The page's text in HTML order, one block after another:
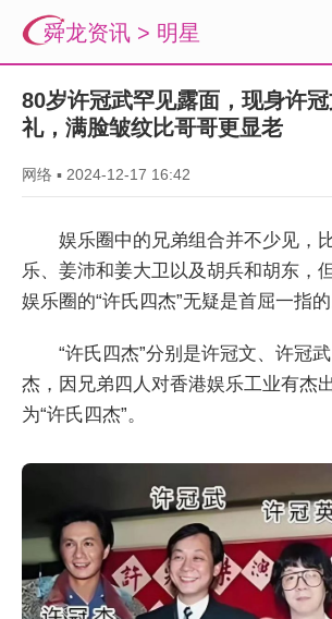
舜龙资讯 > 明星
80岁许冠武罕见露面，现身许
礼，满脸皱纹比哥哥更显老
网络 ▪ 2024-12-17 16:42
娱乐圈中的兄弟组合并不少见，
乐、姜沛和姜大卫以及胡兵和胡东，
娱乐圈的“许氏四杰”无疑是首屈一指的
“许氏四杰”分别是许冠文、许冠
杰，因兄弟四人对香港娱乐工业有杰
为“许氏四杰”。